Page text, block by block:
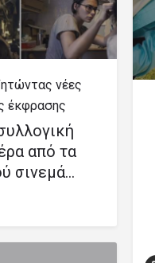
νέες
έκφρασης
από τα
σινεμά…